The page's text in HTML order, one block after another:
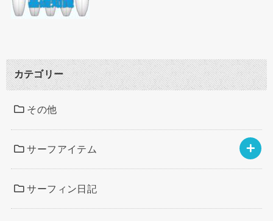
カテゴリー
その他
サーフアイテム
サーフィン日記